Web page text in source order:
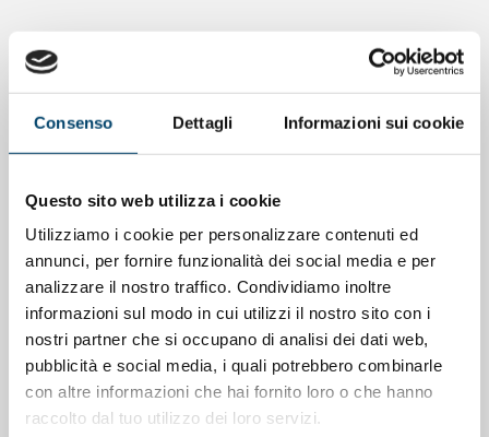
Consenso Dettagli Informazioni sui cookie
Questo sito web utilizza i cookie
Utilizziamo i cookie per personalizzare contenuti ed
annunci, per fornire funzionalità dei social media e per
analizzare il nostro traffico. Condividiamo inoltre
informazioni sul modo in cui utilizzi il nostro sito con i
nostri partner che si occupano di analisi dei dati web,
pubblicità e social media, i quali potrebbero combinarle
con altre informazioni che hai fornito loro o che hanno
raccolto dal tuo utilizzo dei loro servizi.
ONDA PER LE DONNE
Depressione Post Partum: intervista al
Prof. Claudio Mencacci